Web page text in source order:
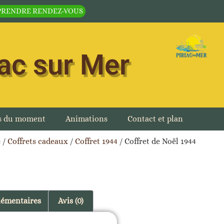
RENDEZ-VOUS
sur Mer
du moment Animations Contact et plan
/Coffrets cadeaux /Coffret 1944 / Coffret de Noël 1944
Avis (0)